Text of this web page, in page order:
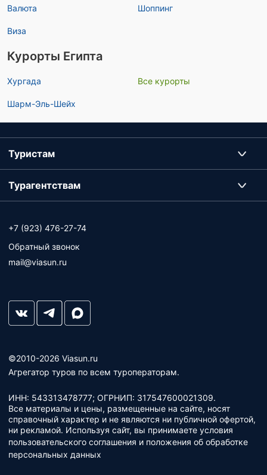
Валюта
Виза
Шоппинг
Курорты Египта
Хургада
Шарм-Эль-Шейх
Все курорты
©2010-2026 Viasun.ru
Агрегатор туров по всем туроператорам.
ИНН: 543313478777; ОГРНИП: 317547600021309.
Все материалы и цены, размещенные на сайте, носят
справочный характер и не являются ни публичной офертой,
ни рекламой. Используя сайт, вы принимаете условия
пользовательского соглашения и положения об обработке
персональных данных
Туристам
Турагентствам
+7 (923) 476-27-74
Обратный звонок
mail@viasun.ru